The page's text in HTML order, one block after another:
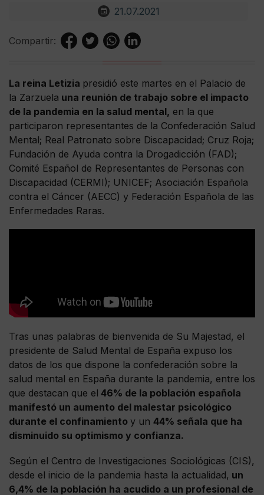
21.07.2021
Compartir:
La reina Letizia presidió este martes en el Palacio de
la Zarzuela una reunión de trabajo sobre el impacto
de la pandemia en la salud mental, en la que
participaron representantes de la Confederación Salud
Mental; Real Patronato sobre Discapacidad; Cruz Roja;
Fundación de Ayuda contra la Drogadicción (FAD);
Comité Español de Representantes de Personas con
Discapacidad (CERMI); UNICEF; Asociación Española
contra el Cáncer (AECC) y Federación Española de las
Enfermedades Raras.
Tras unas palabras de bienvenida de Su Majestad, el
presidente de Salud Mental de España expuso los
datos de los que dispone la confederación sobre la
salud mental en España durante la pandemia, entre los
que destacan que el 46% de la población española
manifestó un aumento del malestar psicológico
durante el confinamiento y un 44% señala que ha
disminuido su optimismo y confianza.
Según el Centro de Investigaciones Sociológicas (CIS),
desde el inicio de la pandemia hasta la actualidad, un
6,4% de la población ha acudido a un profesional de